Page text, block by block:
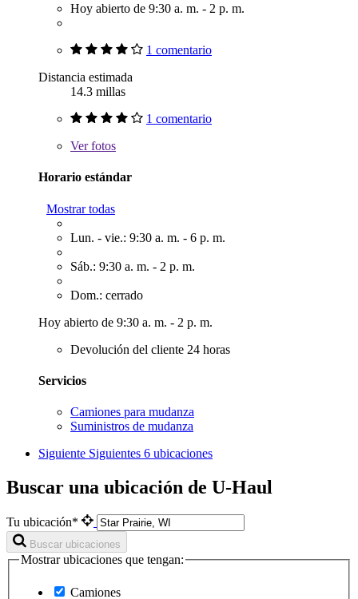
Hoy abierto de 9:30 a. m. - 2 p. m.
1 comentario
Distancia estimada
14.3 millas
1 comentario
Verfotos
Horario estándar
Mostrar todas
Lun. - vie.: 9:30 a. m. - 6 p. m.
Sáb.: 9:30 a. m. - 2 p. m.
Dom.: cerrado
Hoy abierto de 9:30 a. m. - 2 p. m.
Devolución del cliente 24 horas
Servicios
Camiones para mudanza
Suministros de mudanza
Siguiente Siguientes 6 ubicaciones
Buscar una ubicación de U-Haul
Tu ubicación*
Buscar ubicaciones
Mostrar ubicaciones que tengan:
Camiones